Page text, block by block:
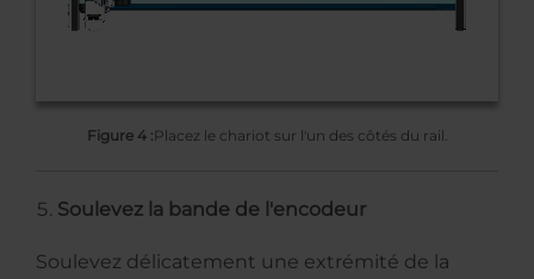
Figure 4 :Placez le chariot sur l'un des côtés du rail.
Soulevez la bande de l'encodeur
Soulevez délicatement une extrémité de la